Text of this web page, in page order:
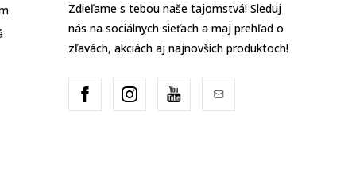
Zdieľame s tebou naše tajomstvá! Sleduj
nás na sociálnych sieťach a maj prehľad o
zľavách, akciách aj najnovších produktoch!